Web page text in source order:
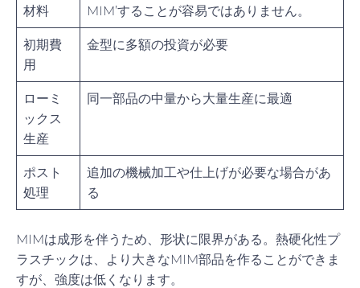
材料
MIM’することが容易ではありません。
初期費
用
金型に多額の投資が必要
ローミ
ックス
生産
同一部品の中量から大量生産に最適
ポスト
処理
追加の機械加工や仕上げが必要な場合があ
る
MIMは成形を伴うため、形状に限界がある。熱硬化性プ
ラスチックは、より大きなMIM部品を作ることができま
すが、強度は低くなります。